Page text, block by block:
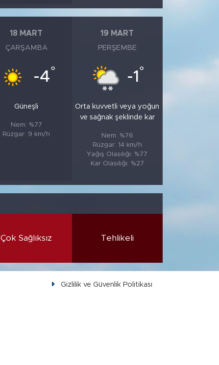
18 MART
ÇARŞAMBA
-4°
Güneşli
Nem: %77
Rüzgar: 9 km/h
19 MART
PERŞEMBE
-1 °
Orta kuvvetli veya yoğun
ve sağnak şeklinde kar
Nem: %76
Rüzgar: 14 km/h
Yağış Olasılığı: %77
Kar Olasılığı: %27
Çok Sağlıksız Tehlikeli
Gizlilik ve Güvenlik Politikası